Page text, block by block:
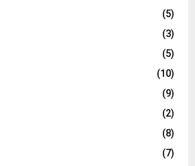
(5)
(3)
(5)
(10)
(9)
(2)
(8)
(7)